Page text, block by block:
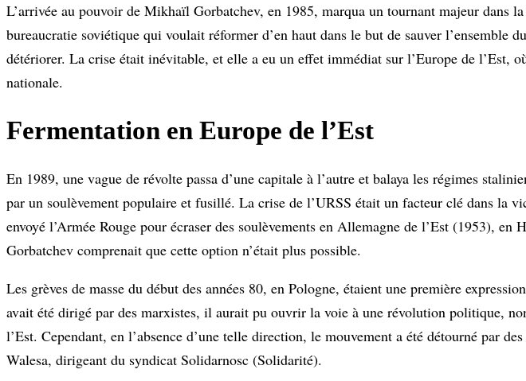
L’arrivée au pouvoir de Mikhaïl Gorbatchev, en 1985, marqua un tournant majeur dans
bureaucratie soviétique qui voulait réformer d’en haut dans le but de sauver l’ensemble
détériorer. La crise était inévitable, et elle a eu un effet immédiat sur l’Europe de l’Est,
nationale.
Fermentation en Europe de l’Est
En 1989, une vague de révolte passa d’une capitale à l’autre et balaya les régimes
par un soulèvement populaire et fusillé. La crise de l’URSS était un facteur clé dans la
envoyé l’Armée Rouge pour écraser des soulèvements en Allemagne de l’Est (1953),
Gorbatchev comprenait que cette option n’était plus possible.
Les grèves de masse du début des années 80, en Pologne, étaient une première
avait été dirigé par des marxistes, il aurait pu ouvrir la voie à une révolution politique,
l’Est. Cependant, en l’absence d’une telle direction, le mouvement a été détourné par
Walesa, dirigeant du syndicat Solidarnosc (Solidarité).